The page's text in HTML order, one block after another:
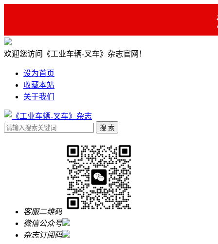
欢迎您访问《工业车辆-叉车》杂志官网！
设为首页
收藏本站
关于我们
客服二维码
微信公众号
杂志订阅码